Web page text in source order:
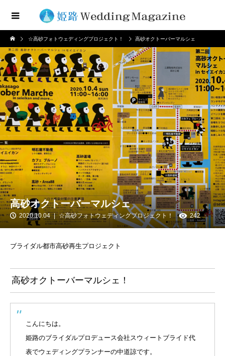
☆高砂フォトウェディングプロジェクト！ 高砂オクトーバーマルシェ
高砂オクトーバーマルシェ
2020.10.04 ☆高砂フォトウェディングプロジェクト！ 242
ブライダル都市高砂再生プロジェクト
高砂オクトーバーマルシェ！
こんにちは。
姫路のブライダルプロデュース会社スウィートブライド代
表でウェディングプランナーの中道諒です。